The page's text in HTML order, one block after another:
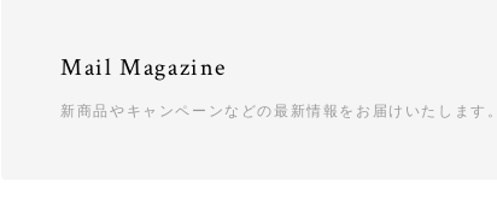
Mail Magazine
新商品やキャンペーンなどの最新情報をお届けいたします。